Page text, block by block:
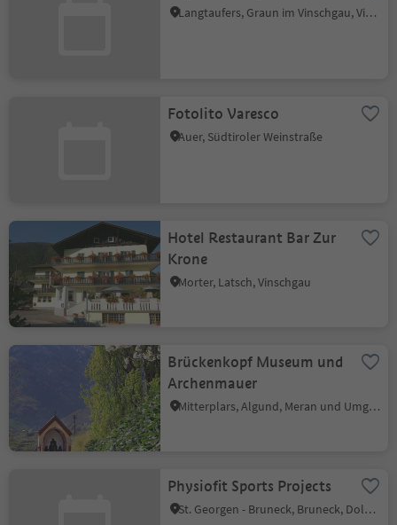
Langtaufers, Graun im Vinschgau, Vinschgau
Fotolito Varesco
Auer, Südtiroler Weinstraße
Hotel Restaurant Bar Zur
Krone
Morter, Latsch, Vinschgau
Brückenkopf Museum und
Archenmauer
Mitterplars, Algund, Meran und Umgebung
Physiofit Sports Projects
St. Georgen - Bruneck, Bruneck, Dolomitenregion Kronplatz